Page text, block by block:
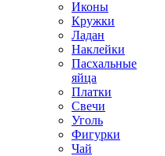
Иконы
Кружки
Ладан
Наклейки
Пасхальные
яйца
Платки
Свечи
Уголь
Фигурки
Чай